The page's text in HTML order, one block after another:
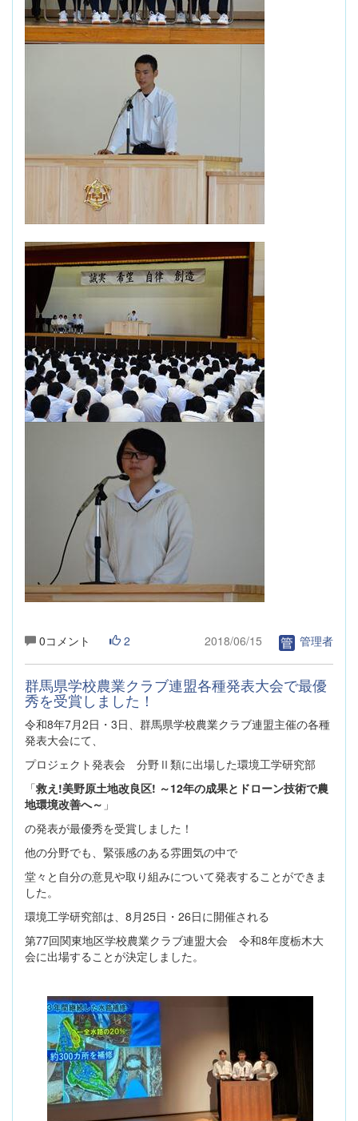
0コメント 2 2018/06/15 管理者
群馬県学校農業クラブ連盟各種発表大会で最優
秀を受賞しました！
令和8年7月2日・3日、群馬県学校農業クラブ連盟主催の各種
発表大会にて、
プロジェクト発表会 分野Ⅱ類に出場した環境工学研究部
「救え!美野原土地改良区! ～12年の成果とドローン技術で農
地環境改善へ～ 」
の発表が最優秀を受賞しました！
他の分野でも、緊張感のある雰囲気の中で
堂々と自分の意見や取り組みについて発表することができま
した。
環境工学研究部は、8月25日・26日に開催される
第77回関東地区学校農業クラブ連盟大会 令和8年度栃木大
会に出場することが決定しました。